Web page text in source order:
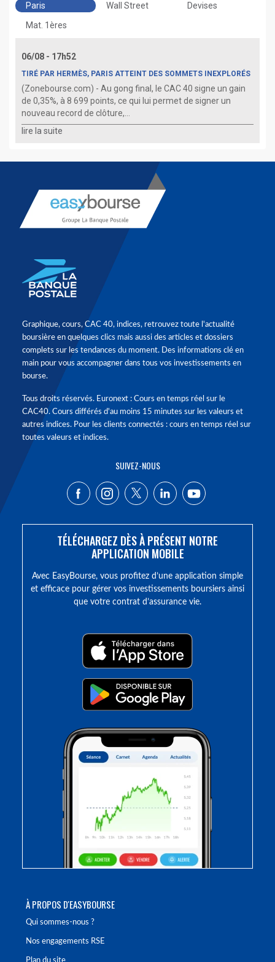
Paris Wall Street
Devises
Mat. 1ères
06/08 - 17h52
TIRÉ PAR HERMÈS, PARIS ATTEINT DES SOMMETS INEXPLORÉS
(Zonebourse.com) - Au gong final, le CAC 40 signe un gain
de 0,35%, à 8 699 points, ce qui lui permet de signer un
nouveau record de clôture,...
lire la suite
À PROPOS D'EASYBOURSE
Qui sommes-nous ?
Nos engagements RSE
Graphique, cours, CAC 40, indices, retrouvez toute l'actualité
boursière en quelques clics mais aussi des articles et dossiers
complets sur les tendances du moment. Des informations clé en
main pour vous accompagner dans tous vos investissements en
bourse.
Tous droits réservés. Euronext : Cours en temps réel sur le
CAC40. Cours différés d'au moins 15 minutes sur les valeurs et
autres indices. Pour les clients connectés : cours en temps réel sur
toutes valeurs et indices.
SUIVEZ-NOUS
TÉLÉCHARGEZ DÈS À PRÉSENT NOTRE
APPLICATION MOBILE
Avec EasyBourse, vous profitez d’une application simple
et efficace pour gérer vos investissements boursiers ainsi
que votre contrat d’assurance vie.